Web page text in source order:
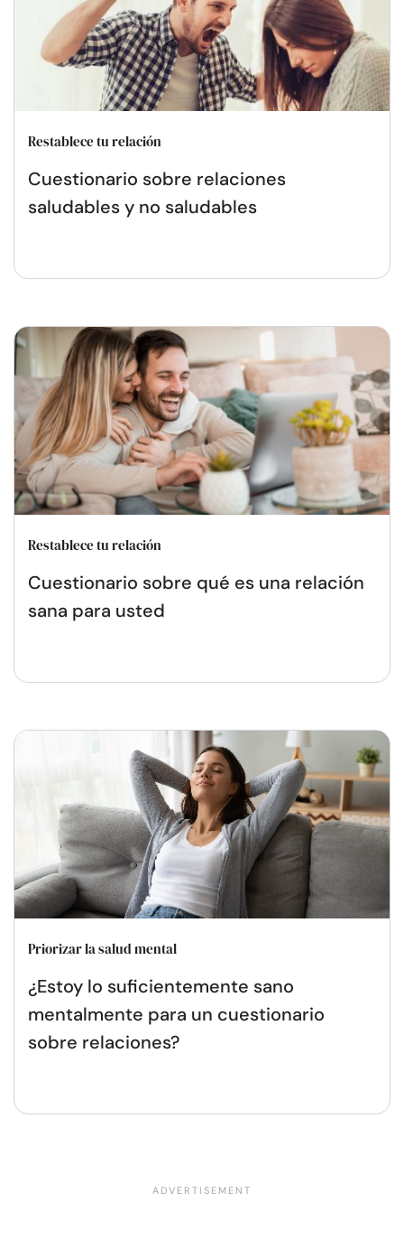
Restablece tu relación
Cuestionario sobre relaciones
saludables y no saludables
Restablece tu relación
Cuestionario sobre qué es una relación
sana para usted
Priorizar la salud mental
¿Estoy lo suficientemente sano
mentalmente para un cuestionario
sobre relaciones?